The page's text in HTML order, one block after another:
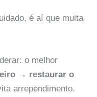
é aí que muita
o melhor
→ restaurar o
arrependimento.